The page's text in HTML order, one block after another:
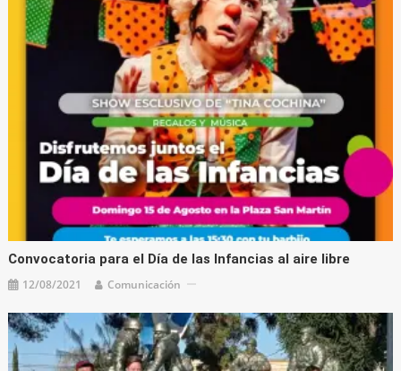
Convocatoria para el Día de las Infancias al aire libre
12/08/2021 Comunicación